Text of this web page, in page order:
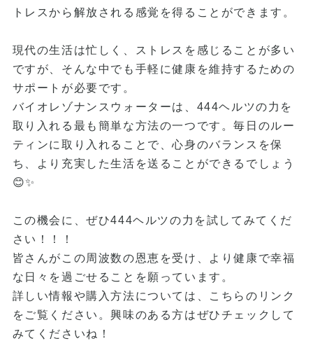
トレスから解放される感覚を得ることができます。
現代の生活は忙しく、ストレスを感じることが多い
ですが、そんな中でも手軽に健康を維持するための
サポートが必要です。
バイオレゾナンスウォーターは、444ヘルツの力を
取り入れる最も簡単な方法の一つです。毎日のルー
ティンに取り入れることで、心身のバランスを保
ち、より充実した生活を送ることができるでしょう
😊✨
この機会に、ぜひ444ヘルツの力を試してみてくだ
さい！！！
皆さんがこの周波数の恩恵を受け、より健康で幸福
な日々を過ごせることを願っています。
詳しい情報や購入方法については、こちらのリンク
をご覧ください。興味のある方はぜひチェックして
みてくださいね！